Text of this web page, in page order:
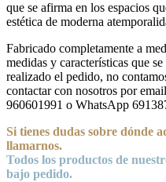
que se afirma en los espacios
estética de moderna
Fabricado completamente a
medidas y características que
realizado el pedido, no
contactar con nosotros por
960601991 o WhatsApp
Si tienes dudas sobre dónde
llamarnos.
Todos los productos de
bajo pedido.